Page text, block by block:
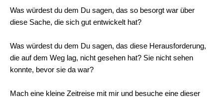
Was würdest du dem Du sagen, das so besorgt war über
diese Sache, die sich gut entwickelt hat?
Was würdest du dem Du sagen, das diese Herausforderung,
die auf dem Weg lag, nicht gesehen hat? Sie nicht sehen
konnte, bevor sie da war?
Mach eine kleine Zeitreise mit mir und besuche eine dieser